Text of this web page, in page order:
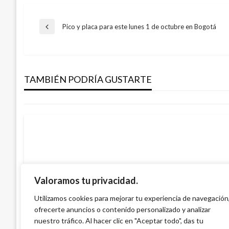
Valoramos tu privacidad.
Utilizamos cookies para mejorar tu experiencia de navegación,
ofrecerte anuncios o contenido personalizado y analizar
nuestro tráfico. Al hacer clic en "Aceptar todo", das tu
Navegación
entradas
Entrada
Pico y placa para este lunes 1 de octubre en Bogotá
TAMBIÉN PODRÍA GUSTARTE
noviembre en Bogotá
Ariel Cabrera miércoles noviembre 7, 2018
CORTES DE AGUA
Cortes de agua para este viernes 31 de
febrero en Bogotá